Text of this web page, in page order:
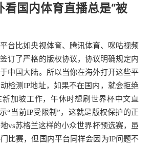
看国内体育直播总是“被
台比如央视体育、腾讯体育、咪咕视频
订了严格的版权协议，协议明确规定内
中国大陆。所以当你在海外打开这些平
检测IP地址，如果不在国内，就会拒绝
加坡工作，午休时想刷世界杯中文直
“当前IP受限制”，这就是版权保护的正
vs苏格兰这样的小众世界杯预选赛，虽
比赛，但国内平台同样会因为IP问题不